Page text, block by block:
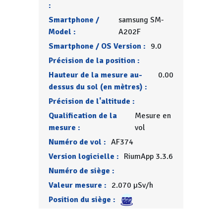
:
Smartphone /
Model :
samsung SM-
A202F
Smartphone / OS Version : 9.0
Précision de la position :
Hauteur de la mesure au-
dessus du sol (en mètres) :
0.00
Précision de l'altitude :
Qualification de la
mesure :
Mesure en
vol
Numéro de vol : AF374
Version logicielle : RiumApp 3.3.6
Numéro de siège :
Valeur mesure : 2.070 µSv/h
Position du siège :